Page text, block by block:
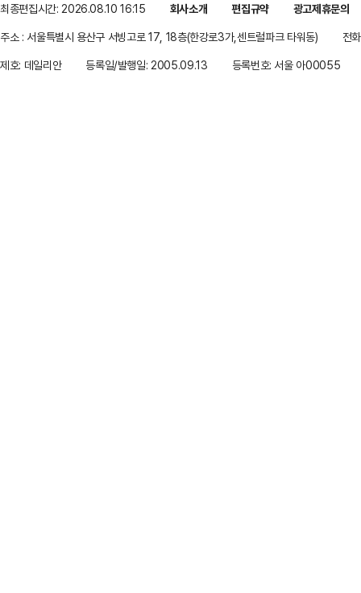
최종편집시간: 2026.08.10 16:15 회사소개 편집규약
광고제휴문의
주소 : 서울특별시 용산구 서빙고로 17, 18층(한강로3가,센트럴파크 타워동)
전
제호: 데일리안
등록일/발행일: 2005.09.13 등록번호: 서울 아00055